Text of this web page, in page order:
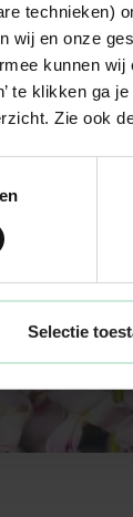
technieken)
en onze
kunnen
te klikken ga
Zie ook
Selectie